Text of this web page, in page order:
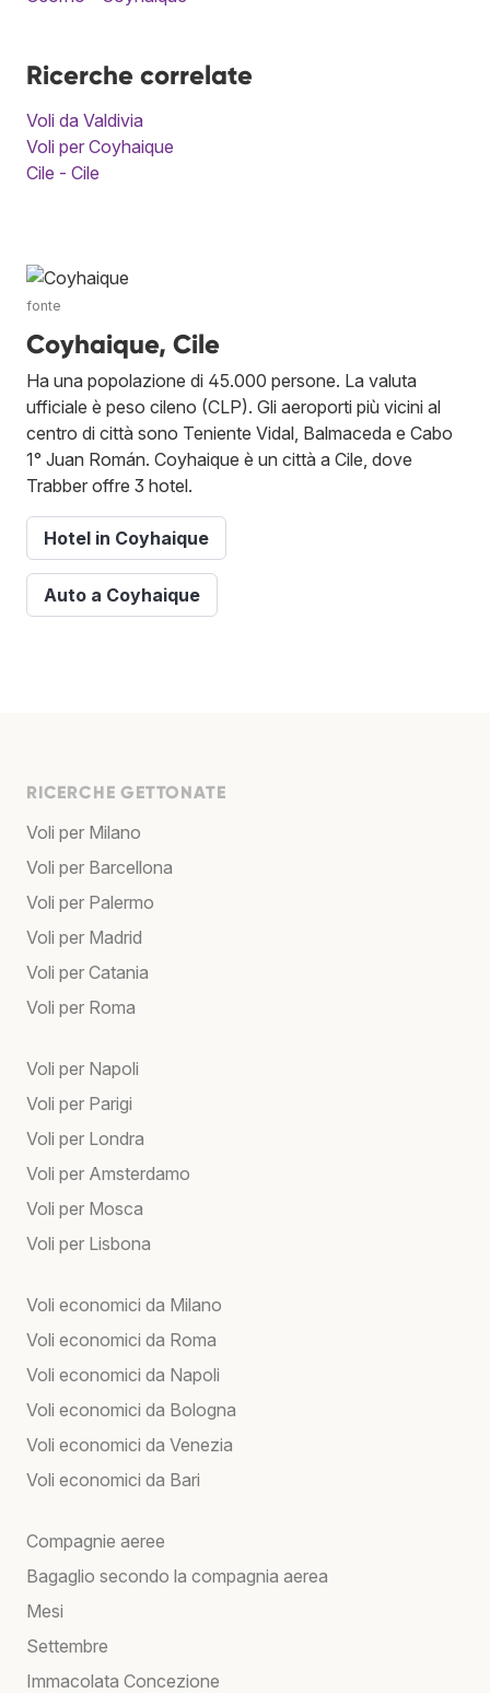
Ricerche correlate
Voli da Valdivia
Voli per Coyhaique
Cile - Cile
fonte
Coyhaique, Cile
Ha una popolazione di 45.000 persone. La valuta
ufficiale è peso cileno (CLP). Gli aeroporti più vicini al
centro di città sono Teniente Vidal, Balmaceda e Cabo
1° Juan Román. Coyhaique è un città a Cile, dove
Trabber offre 3 hotel.
Hotel in Coyhaique
Auto a Coyhaique
RICERCHE GETTONATE
Voli per Milano
Voli per Barcellona
Voli per Palermo
Voli per Madrid
Voli per Catania
Voli per Roma
Voli per Napoli
Voli per Parigi
Voli per Londra
Voli per Amsterdamo
Voli per Mosca
Voli per Lisbona
Voli economici da Milano
Voli economici da Roma
Voli economici da Napoli
Voli economici da Bologna
Voli economici da Venezia
Voli economici da Bari
Compagnie aeree
Bagaglio secondo la compagnia aerea
Mesi
Settembre
Immacolata Concezione